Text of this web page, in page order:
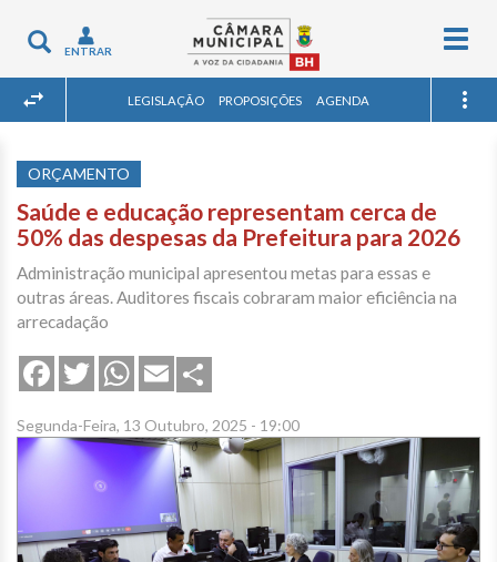
Toggle
navigation
ENTRAR
LEGISLAÇÃO PROPOSIÇÕES AGENDA
ORÇAMENTO
Saúde e educação representam cerca de
50% das despesas da Prefeitura para 2026
Administração municipal apresentou metas para essas e
outras áreas. Auditores fiscais cobraram maior eficiência na
arrecadação
FacebookTwitterWhatsApp
Email
Segunda-Feira, 13 Outubro, 2025 - 19:00